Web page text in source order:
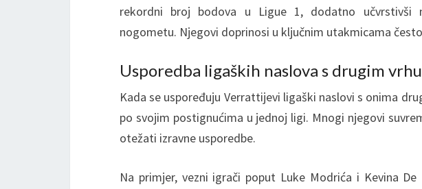
rekordni broj bodova u Ligue 1, dodatno učvrstivši
nogometu. Njegovi doprinosi u ključnim utakmicama
Usporedba ligaških naslova s drugim
Kada se uspoređuju Verrattijevi ligaški naslovi s onima
po svojim postignućima u jednoj ligi. Mnogi njegovi
otežati izravne usporedbe.
Na primjer, vezni igrači poput Luke Modrića i Kevina